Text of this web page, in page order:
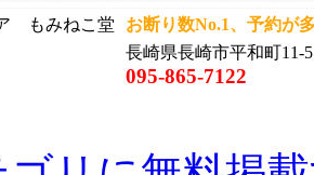
お断り数No.1、予約が
長崎県長崎市平和町11-
095-865-7122